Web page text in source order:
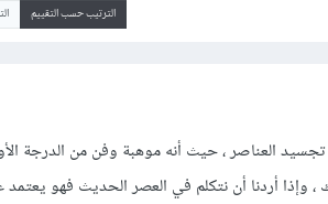
الترتيب حسب التقييم
العناصر ، حيث أنه موهبة وفن من الدرجة
وإذا أردنا أن نتكلم في العصر الحديث فهو يعتمد